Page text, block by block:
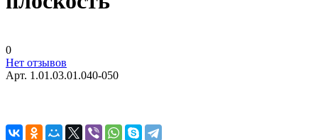
0
Нет отзывов
Арт. 1.01.03.01.040-050